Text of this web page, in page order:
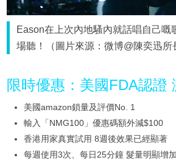
Eason在上次內地騷內就話唱自己嘅
場聽！（圖片來源：微博@陳奕迅所
限時優惠：美國FDA認證
美國amazon鎖量及評價No. 1
輸入「NMG100」優惠碼額外減$100
香港用家真實試用 8週後效果已經顯著
每週使用3次、每日25分鐘 髮量明顯增加